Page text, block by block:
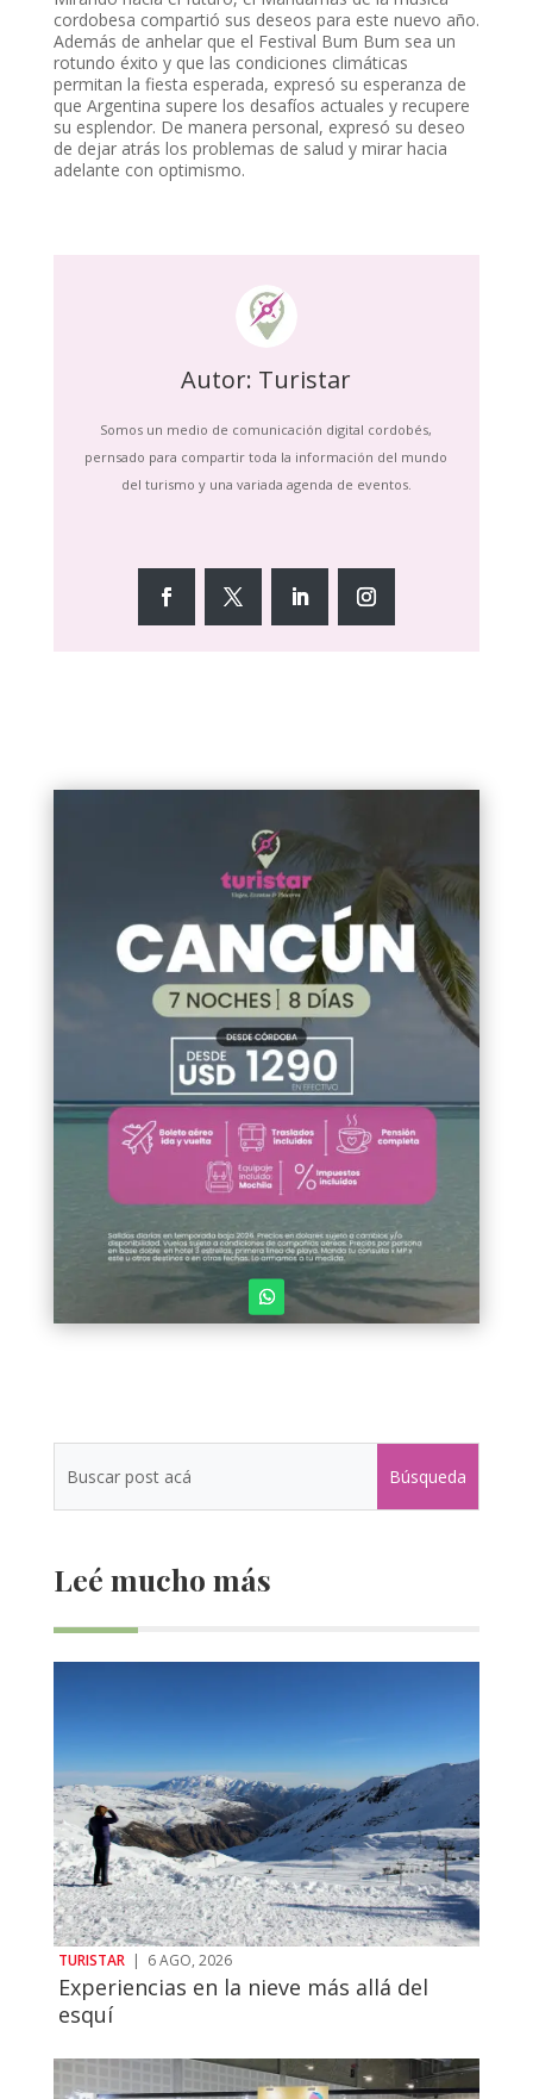
cordobesa compartió sus deseos para este nuevo año.
Además de anhelar que el Festival Bum Bum sea un
rotundo éxito y que las condiciones climáticas
permitan la fiesta esperada, expresó su esperanza de
que Argentina supere los desafíos actuales y recupere
su esplendor. De manera personal, expresó su deseo
de dejar atrás los problemas de salud y mirar hacia
adelante con optimismo.
Autor: Turistar
Somos un medio de comunicación digital cordobés,
pernsado para compartir toda la información del mundo
del turismo y una variada agenda de eventos.
Leé mucho más
TURISTAR | 6 AGO, 2026
Experiencias en la nieve más allá del
esquí